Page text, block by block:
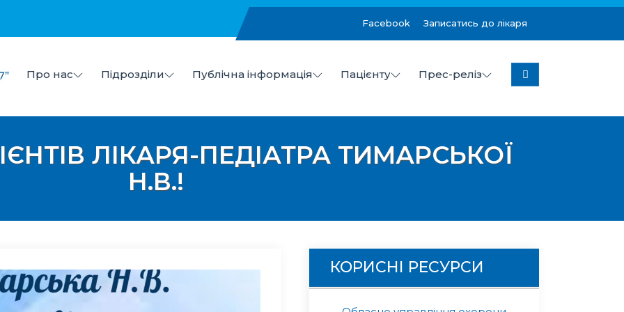
Facebook Записатись до лікаря
Про нас Підрозділи Публічна інформація Пацієнту Прес-реліз
ЛІКАРЯ-ПЕДІАТРА ТИМАРСЬКОЇ
Н.В.!
КОРИСНІ РЕСУРСИ